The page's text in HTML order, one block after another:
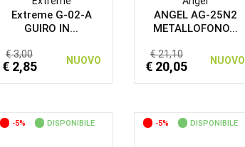
Extreme G-02-A
GUIRO IN...
€ 3,00
€ 2,85 NUOVO
ANGEL AG-25N2
METALLOFONO...
€ 21,10
€ 20,05 NUOVO
-5% DISPONIBILE -5% DISPONIBILE